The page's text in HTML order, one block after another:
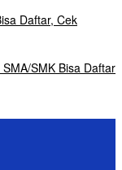
Daftar, Cek
SMK Bisa Daftar